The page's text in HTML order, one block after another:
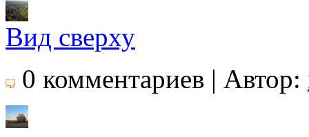
Вид сверху
0 комментариев | Автор: